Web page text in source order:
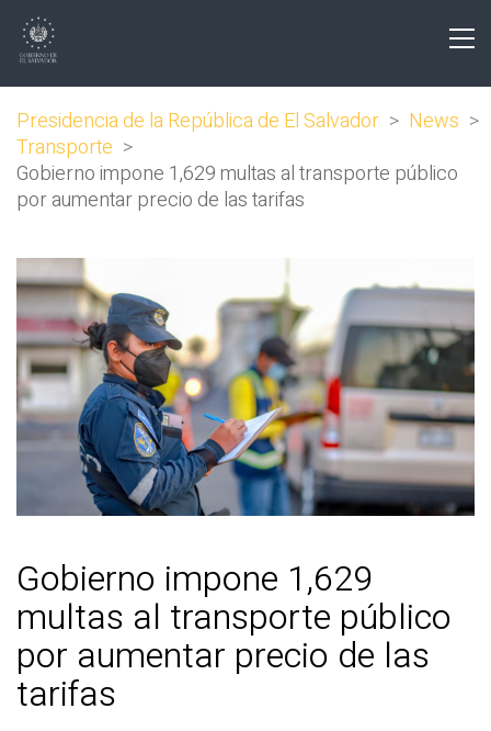
Presidencia de la República de El Salvador > News >
Transporte >
Gobierno impone 1,629 multas al transporte público
por aumentar precio de las tarifas
Gobierno impone 1,629
multas al transporte público
por aumentar precio de las
tarifas